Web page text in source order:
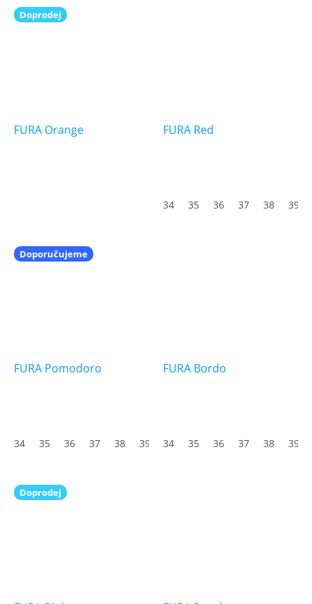
Doprodej
FURA Orange FURA Red
produktu
je
34 35 36 37 38 39
Doporučujeme
FURA Pomodoro
34 35 36 37 38 39 40 41 42 43 44 45
FURA Bordo
34 35 36 37 38 39
Doprodej